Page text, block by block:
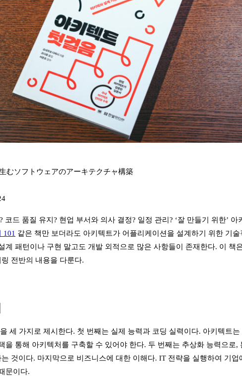
むソフトウェアのアーキテクチャ構築
드 품질 유지? 현업 부서와 의사 결정? 일정 관리? ‘잘 만들기 위한’
101 같은 책만 보더라도 아키텍트가 어플리케이션을 설계하기 위한 기
계 패턴이나 구현 말고도 개발 외적으로 많은 사항들이 존재한다. 이 책
전반의 내용을 다룬다.
세 가지로 제시한다. 첫 번째는 실제 능력과 코딩 실력이다. 아키텍트
을 통해 아키텍처를 구축할 수 있어야 한다. 두 번째는 추상화 능력으로,
것이다. 마지막으로 비즈니스에 대한 이해다. IT 전략을 실행하여 기
문이다.